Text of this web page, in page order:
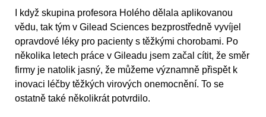
I když skupina profesora Holého dělala aplikovanou
vědu, tak tým v Gilead Sciences bezprostředně vyvíjel
opravdové léky pro pacienty s těžkými chorobami. Po
několika letech práce v Gileadu jsem začal cítit, že směr
firmy je natolik jasný, že můžeme významně přispět k
inovaci léčby těžkých virových onemocnění. To se
ostatně také několikrát potvrdilo.